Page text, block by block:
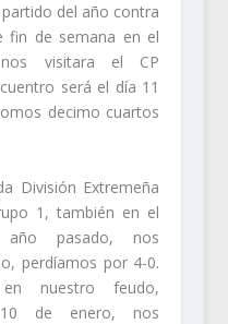
del año contra
fin de semana en el
nos visitara el CP
será el día 11
decimo cuartos
División Extremeña
1, también en el
pasado, nos
perdíamos por 4-0.
nuestro feudo,
de enero, nos